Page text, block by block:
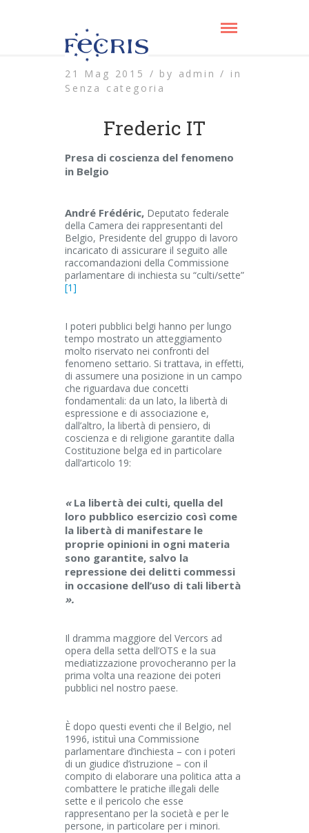
21 Mag 2015 / by admin / in
Senza categoria
Frederic IT
Presa di coscienza del fenomeno
in Belgio
André Frédéric, Deputato federale
della Camera dei rappresentanti del
Belgio, Presidente del gruppo di lavoro
incaricato di assicurare il seguito alle
raccomandazioni della Commissione
parlamentare di inchiesta su “culti/sette”
[1]
I poteri pubblici belgi hanno per lungo
tempo mostrato un atteggiamento
molto riservato nei confronti del
fenomeno settario. Si trattava, in effetti,
di assumere una posizione in un campo
che riguardava due concetti
fondamentali: da un lato, la libertà di
espressione e di associazione e,
dall’altro, la libertà di pensiero, di
coscienza e di religione garantite dalla
Costituzione belga ed in particolare
dall’articolo 19:
« La libertà dei culti, quella del
loro pubblico esercizio così come
la libertà di manifestare le
proprie opinioni in ogni materia
sono garantite, salvo la
repressione dei delitti commessi
in occasione dell’uso di tali libertà
».
Il dramma maggiore del Vercors ad
opera della setta dell’OTS e la sua
mediatizzazione provocheranno per la
prima volta una reazione dei poteri
pubblici nel nostro paese.
È dopo questi eventi che il Belgio, nel
1996, istituì una Commissione
parlamentare d’inchiesta – con i poteri
di un giudice d’istruzione – con il
compito di elaborare una politica atta a
combattere le pratiche illegali delle
sette e il pericolo che esse
rappresentano per la società e per le
persone, in particolare per i minori.